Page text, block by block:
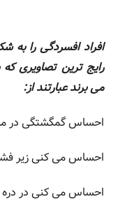
افراد افسردگی را
رایج ترین تصاویری
می برند عبارتند از:
احساس گمگشتگی در
احساس می کنی زیر
احساس می کنی در